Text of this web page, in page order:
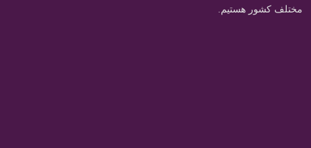
مختلف کشور هستیم.